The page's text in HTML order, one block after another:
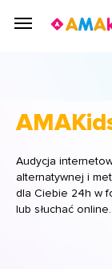
Audycja
alternatywnej i
dla Ciebie 24h w
lub słuchać online.